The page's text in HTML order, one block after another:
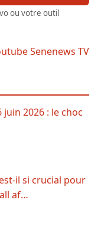
ou votre outil
juin 2026 : le choc
il si crucial pour
af…